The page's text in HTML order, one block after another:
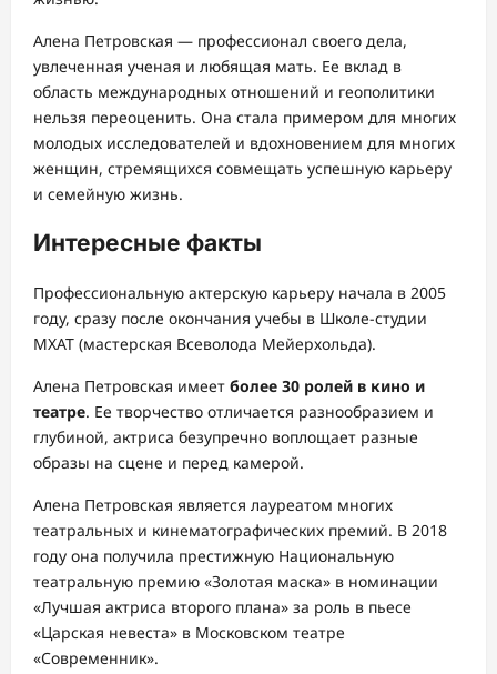
Алена Петровская — профессионал своего дела,
увлеченная ученая и любящая мать. Ее вклад в
область международных отношений и геополитики
нельзя переоценить. Она стала примером для многих
молодых исследователей и вдохновением для многих
женщин, стремящихся совмещать успешную карьеру
и семейную жизнь.
Интересные факты
Профессиональную актерскую карьеру начала в 2005
году, сразу после окончания учебы в Школе-студии
МХАТ (мастерская Всеволода Мейерхольда).
Алена Петровская имеет более 30 ролей в кино и
театре. Ее творчество отличается разнообразием и
глубиной, актриса безупречно воплощает разные
образы на сцене и перед камерой.
Алена Петровская является лауреатом многих
театральных и кинематографических премий. В 2018
году она получила престижную Национальную
театральную премию «Золотая маска» в номинации
«Лучшая актриса второго плана» за роль в пьесе
«Царская невеста» в Московском театре
«Современник».